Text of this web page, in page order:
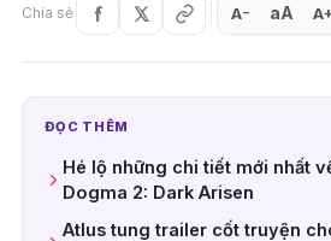
Chia sẻ
A− aA A+
ĐỌC THÊM
Hé lộ những chi tiết mới nhất
Dogma 2: Dark Arisen
Atlus tung trailer cốt truyện